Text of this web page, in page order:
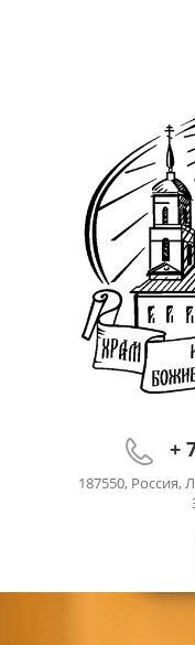
+
187550, Россия,